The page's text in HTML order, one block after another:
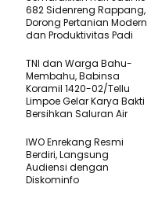
682 Sidenreng Rappang,
Dorong Pertanian Modern
dan Produktivitas Padi
TNI dan Warga Bahu-
Membahu, Babinsa
Koramil 1420-02/Tellu
Limpoe Gelar Karya Bakti
Bersihkan Saluran Air
IWO Enrekang Resmi
Berdiri, Langsung
Audiensi dengan
Diskominfo